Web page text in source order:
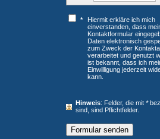
*
Hiermit erkläre ich mich
einverstanden, dass
Kontaktformular
Daten elektronisch
zum Zweck der
verarbeitet und genutzt
ist bekannt, dass ich
Einwilligung jederzeit
kann.
Hinweis : Felder, die mit*
sind, sind Pflichtfelder.